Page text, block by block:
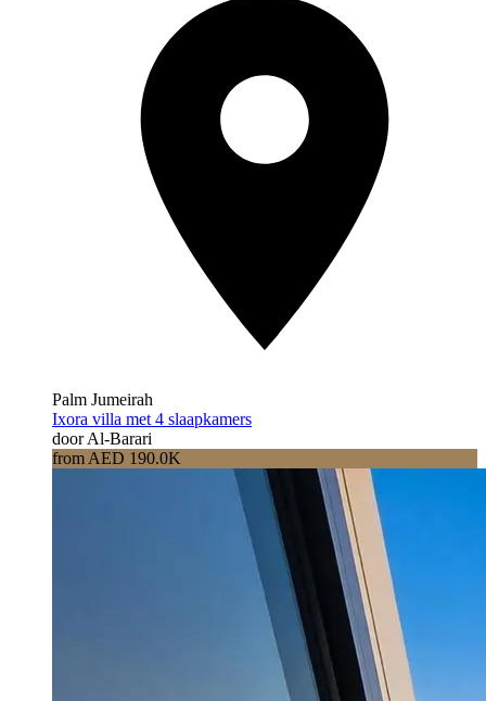
Palm Jumeirah
Ixora villa met 4 slaapkamers
door Al-Barari
from AED 190.0K